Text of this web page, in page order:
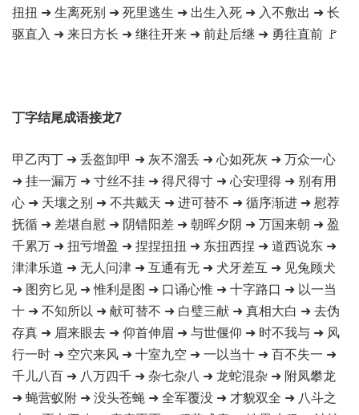
扭扭 ➜ 生离死别 ➜ 死里逃生 ➜ 出生入死 ➜ 入不敷出 ➜ 长
驱直入 ➜ 来日方长 ➜ 继往开来 ➜ 前赴后继 ➜ 勇往直前 🚩
丁字结尾成语接龙7
甲乙丙丁 ➜ 丢盔卸甲 ➜ 灰不溜丢 ➜ 心如死灰 ➜ 万众一心
➜ 挂一漏万 ➜ 寸丝不挂 ➜ 得尺得寸 ➜ 心安理得 ➜ 别有用
心 ➜ 天壤之别 ➜ 不共戴天 ➜ 进可替不 ➜ 循序渐进 ➜ 慰荐
抚循 ➜ 差堪自慰 ➜ 阴错阳差 ➜ 朝晖夕阴 ➜ 万国来朝 ➜ 盈
千累万 ➜ 扭亏增盈 ➜ 捏捏扭扭 ➜ 东扭西捏 ➜ 道西说东 ➜
津津乐道 ➜ 无人问津 ➜ 互通有无 ➜ 犬牙差互 ➜ 见兔顾犬
➜ 图穷匕见 ➜ 惟利是图 ➜ 口诵心惟 ➜ 十字路口 ➜ 以一当
十 ➜ 不知所以 ➜ 献可替不 ➜ 白璧三献 ➜ 真相大白 ➜ 去伪
存真 ➜ 眉来眼去 ➜ 仰首伸眉 ➜ 与世偃仰 ➜ 时不我与 ➜ 风
行一时 ➜ 空穴来风 ➜ 十室九空 ➜ 一以当十 ➜ 百不失一 ➜
千儿八百 ➜ 八万四千 ➜ 杂七杂八 ➜ 龙蛇混杂 ➜ 附凤攀龙
➜ 蝇营蚁附 ➜ 没头苍蝇 ➜ 全军覆没 ➜ 才貌双全 ➜ 八斗之